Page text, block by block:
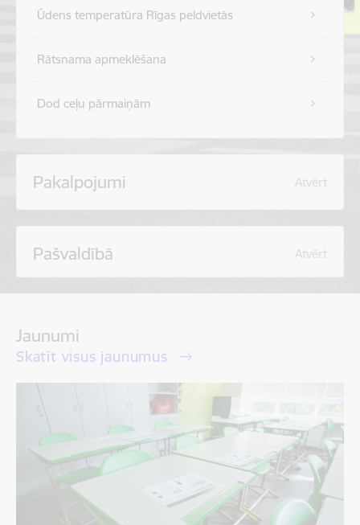
Ūdens temperatūra Rīgas peldvietās
Rātsnama apmeklēšana
Dod ceļu pārmaiņām
Pakalpojumi Atvērt
Pašvaldībā Atvērt
Jaunumi
Skatīt visus jaunumus